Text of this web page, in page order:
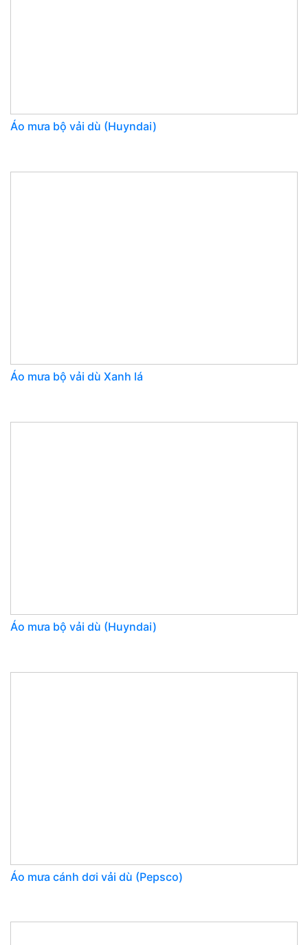
Áo mưa bộ vải dù (Huyndai)
Áo mưa bộ vải dù Xanh lá
Áo mưa bộ vải dù (Huyndai)
Áo mưa cánh dơi vải dù (Pepsco)